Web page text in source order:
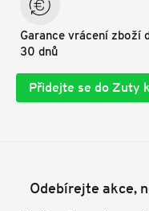
Garance vrácení zboží
30 dnů
Přidejte se do Zuty
Odebírejte akce,